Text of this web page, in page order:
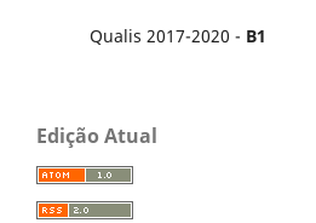
Qualis 2017-2020 - B1
Edição Atual